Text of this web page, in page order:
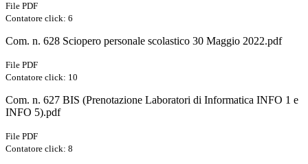
File PDF
Contatore click: 6
Com. n. 628 Sciopero personale scolastico 30 Maggio 2022.pdf
File PDF
Contatore click: 10
Com. n. 627 BIS (Prenotazione Laboratori di Informatica INFO 1 e
INFO 5).pdf
File PDF
Contatore click: 8